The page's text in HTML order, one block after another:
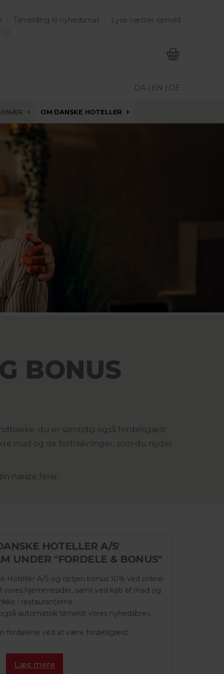
Tilmelding til nyhedsmail Lyse nætter-ophold
DA | EN | DE
OM DANSKE HOTELLER
BONUS
du er samtidig også fordelsgæst
mad og de forfriskninger, som du nyder
næste ferie.
HOTELLER A/S'
UNDER "FORDELE & BONUS"
Hoteller A/S og optjen bonus 10% ved online
vores hjemmesider, samt ved køb af mad og
i restauranterne.
automatisk tilmeldt vores nyhedsbrev.
fordelene ved at være fordelsgæst
Læs mere